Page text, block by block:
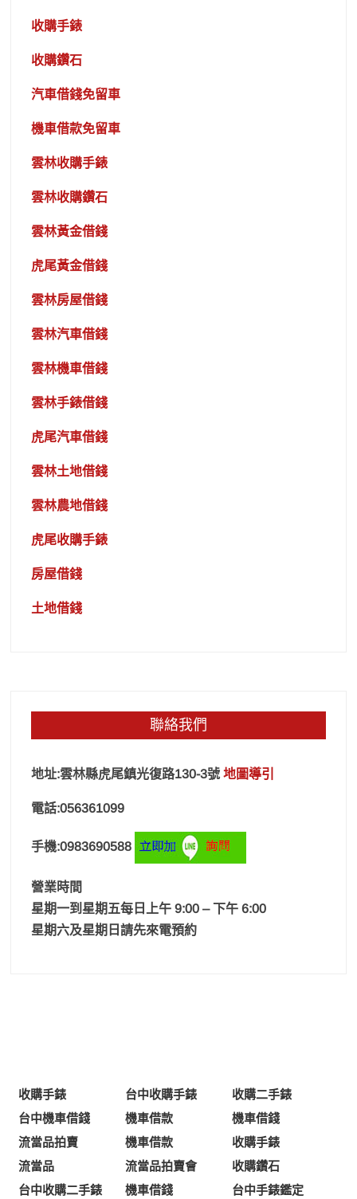
收購手錶
收購鑽石
汽車借錢免留車
機車借款免留車
雲林收購手錶
雲林收購鑽石
雲林黃金借錢
虎尾黃金借錢
雲林房屋借錢
雲林汽車借錢
雲林機車借錢
雲林手錶借錢
虎尾汽車借錢
雲林土地借錢
雲林農地借錢
虎尾收購手錶
房屋借錢
土地借錢
聯絡我們
地址:雲林縣虎尾鎮光復路130-3號地圖導引
電話:056361099
手機:0983690588
營業時間
星期一到星期五每日上午 9:00 – 下午 6:00
星期六及星期日請先來電預約
收購手錶 台中收購手錶
收購二手錶
台中機車借錢
機車借款
機車借錢
流當品拍賣
機車借款
收購手錶
流當品
流當品拍賣會
收購鑽石
台中收購二手錶
機車借錢 台中手錶鑑定